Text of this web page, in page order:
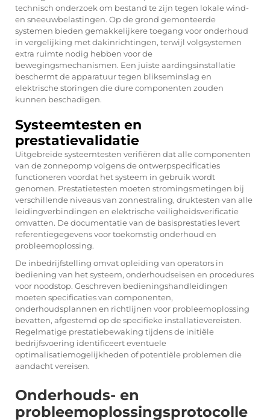
technisch onderzoek om bestand te zijn tegen lokale wind-
en sneeuwbelastingen. Op de grond gemonteerde
systemen bieden gemakkelijkere toegang voor onderhoud
in vergelijking met dakinrichtingen, terwijl volgsystemen
extra ruimte nodig hebben voor de
bewegingsmechanismen. Een juiste aardingsinstallatie
beschermt de apparatuur tegen blikseminslag en
elektrische storingen die dure componenten zouden
kunnen beschadigen.
Systeemtesten en
prestatievalidatie
Uitgebreide systeemtesten verifiëren dat alle componenten
van de zonnepomp volgens de ontwerpspecificaties
functioneren voordat het systeem in gebruik wordt
genomen. Prestatietesten moeten stromingsmetingen bij
verschillende niveaus van zonnestraling, druktesten van alle
leidingverbindingen en elektrische veiligheidsverificatie
omvatten. De documentatie van de basisprestaties levert
referentiegegevens voor toekomstig onderhoud en
probleemoplossing.
De inbedrijfstelling omvat opleiding van operators in
bediening van het systeem, onderhoudseisen en procedures
voor noodstop. Geschreven bedieningshandleidingen
moeten specificaties van componenten,
onderhoudsplannen en richtlijnen voor probleemoplossing
bevatten, afgestemd op de specifieke installatievereisten.
Regelmatige prestatiebewaking tijdens de initiële
bedrijfsvoering identificeert eventuele
optimalisatiemogelijkheden of potentiële problemen die
aandacht vereisen.
Onderhouds- en
probleemoplossingsprotocolle